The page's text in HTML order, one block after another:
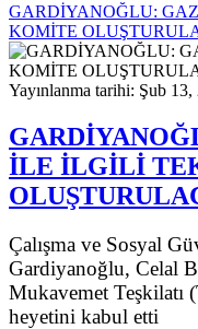
GARDİYANOĞLU:
KOMİTE
Yayınlanma tarihi: Şub 13,
İLE İLGİLİ
Çalışma ve Sosyal
Gardiyanoğlu, Celal
Mukavemet Teşkilatı
heyetini kabul etti